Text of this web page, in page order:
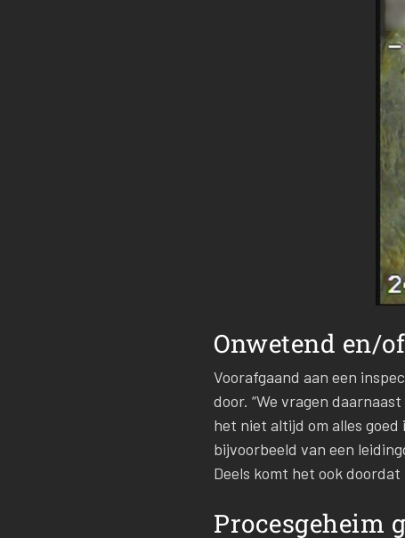
Onwetend en/
Voorafgaand aan een
door. “We vragen
het niet altijd om alles
bijvoorbeeld van een
Deels komt het ook
Procesgeheim